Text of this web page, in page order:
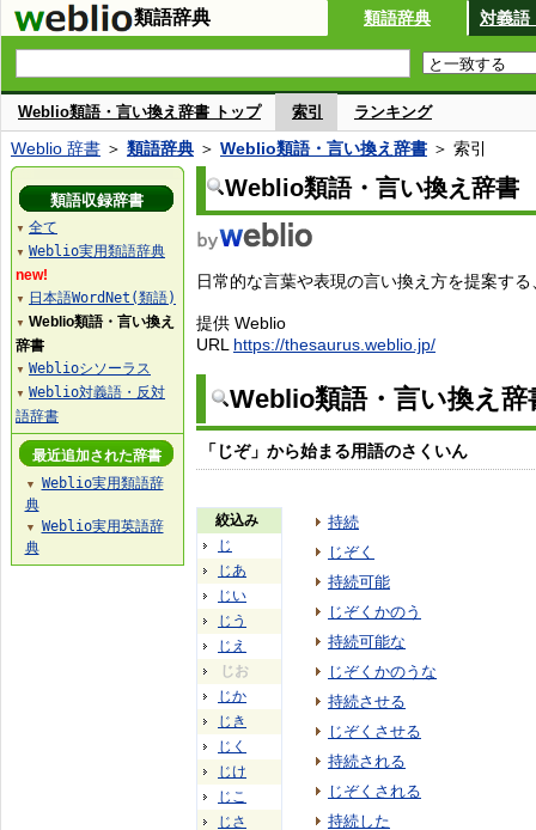
類語辞典 類語辞典 対義語
Weblio類語・言い換え辞書 トップ 索引 ランキング
Weblio 辞書 ＞ 類語辞典 ＞ Weblio類語・言い換え辞書 ＞ 索引
Weblio類語・言い換え辞書
日常的な言葉や表現の言い換え方を提案す
提供 Weblio
URL https://thesaurus.weblio.jp/
Weblio類語・言い換え
「じぞ」から始まる用語のさくいん
絞込み
じ
じあ
じい
じう
じえ
じお
じか
じき
じく
じけ
じこ
じさ
持続
じぞく
持続可能
じぞくかのう
持続可能な
じぞくかのうな
持続させる
じぞくさせる
持続される
じぞくされる
持続した
類語収録辞書
▼ 全て
▼ Weblio実用類語辞典
new!
▼ 日本語WordNet(類語)
▼ Weblio類語・言い換え
辞書
▼ Weblioシソーラス
▼ Weblio対義語・反対
語辞書
最近追加された辞書
▼
Weblio実用類語辞
典
▼
Weblio実用英語辞
典